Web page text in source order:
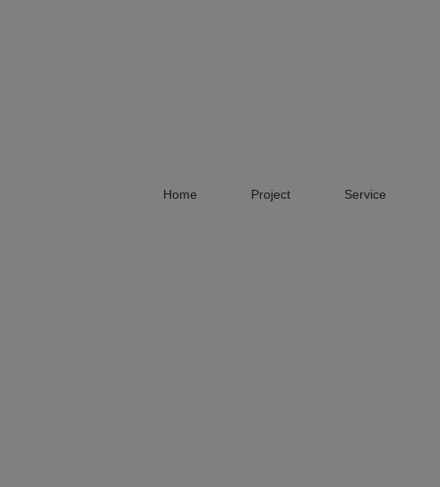
Home Project Service